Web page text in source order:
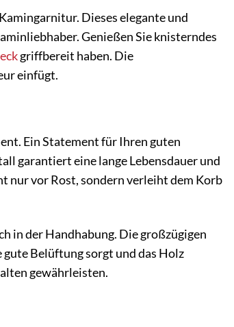
Dieses elegante und
Genießen Sie knisterndes
griffbereit haben. Die
einfügt.
Ein Statement für Ihren guten
garantiert eine lange Lebensdauer und
nur vor Rost, sondern verleiht dem Korb
in der Handhabung. Die großzügigen
Belüftung sorgt und das Holz
gewährleisten.